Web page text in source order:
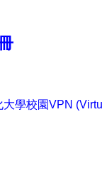
大學校園VPN